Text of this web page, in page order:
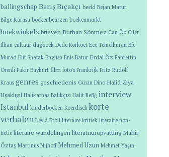
ballingschap Barış Bıçakçı beeld Bejan Matur
Bilge Karasu boekenbeurzen boekenmarkt
boekwinkels brieven Burhan Sönmez Can Öz Ciler
Ilhan cultuur dagboek Dede Korkoet Ece Temelkuran Efe
Murad Elif Shafak English Enis Batur Erdal Öz Fahrettin
Örenli Fakir Baykurt film foto's Frankrijk Fritz Rudolf
Kraus genres geschiedenis Güzin Dino Halid Ziya
Uşaklıgil Halikarnas Balıkçısı Halit Refiğ interview
Istanbul kinderboeken Koerdisch korte
verhalen Leylâ Erbil literaire kritiek literaire non-
fictie literaire wandelingen literatuuropvatting Mahir
Öztaş Martinus Nijhoff Mehmed Uzun Mehmet Yaşın